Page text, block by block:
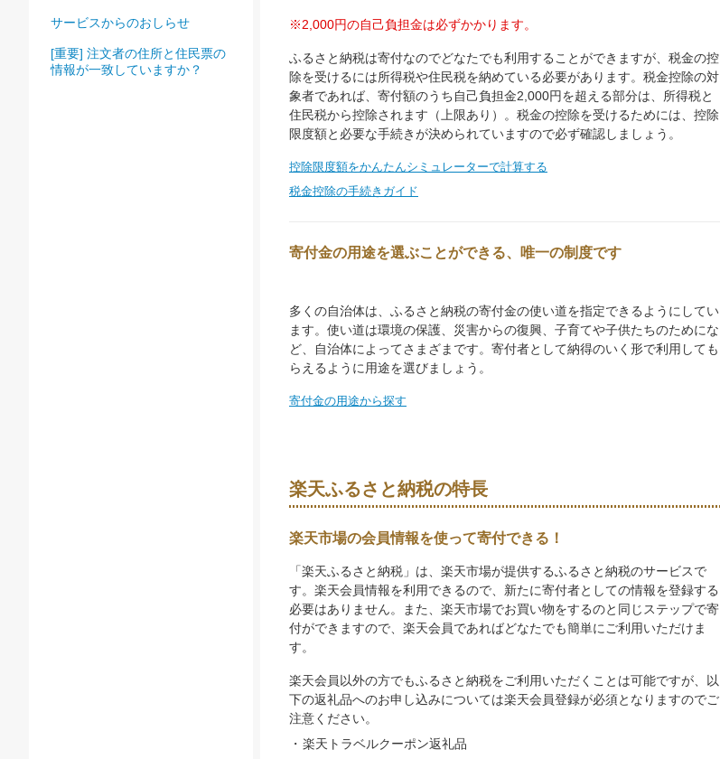
サービスからのおしらせ
[重要] 注文者の住所と住民票の
情報が一致していますか？
※2,000円の自己負担金は必ずかかります。
ふるさと納税は寄付なのでどなたでも利用することができますが、税金の控
除を受けるには所得税や住民税を納めている必要があります。税金控除の対
象者であれば、寄付額のうち自己負担金2,000円を超える部分は、所得税と
住民税から控除されます（上限あり）。税金の控除を受けるためには、控除
限度額と必要な手続きが決められていますので必ず確認しましょう。
控除限度額をかんたんシミュレーターで計算する
税金控除の手続きガイド
寄付金の用途を選ぶことができる、唯一の制度です
多くの自治体は、ふるさと納税の寄付金の使い道を指定できるようにしてい
ます。使い道は環境の保護、災害からの復興、子育てや子供たちのためにな
ど、自治体によってさまざまです。寄付者として納得のいく形で利用しても
らえるように用途を選びましょう。
寄付金の用途から探す
楽天ふるさと納税の特長
楽天市場の会員情報を使って寄付できる！
「楽天ふるさと納税」は、楽天市場が提供するふるさと納税のサービスで
す。楽天会員情報を利用できるので、新たに寄付者としての情報を登録する
必要はありません。また、楽天市場でお買い物をするのと同じステップで寄
付ができますので、楽天会員であればどなたでも簡単にご利用いただけま
す。
楽天会員以外の方でもふるさと納税をご利用いただくことは可能ですが、以
下の返礼品へのお申し込みについては楽天会員登録が必須となりますのでご
注意ください。
楽天トラベルクーポン返礼品